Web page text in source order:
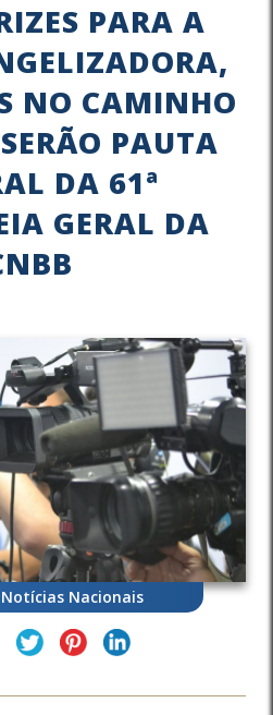
PARA A
NO CAMINHO
PAUTA
DA 61ª
GERAL DA
Notícias Nacionais